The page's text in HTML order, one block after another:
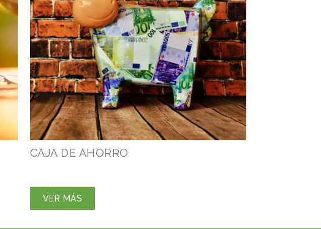
CAJA DE AHORRO
VER MÁS